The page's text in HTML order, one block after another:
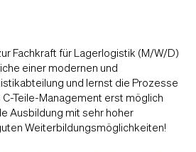
Fachkraft für Lagerlogistik (M/W/D)
einer modernen und
und lernst die Prozesse
Teile-Management erst möglich
Ausbildung mit sehr hoher
Weiterbildungsmöglichkeiten!